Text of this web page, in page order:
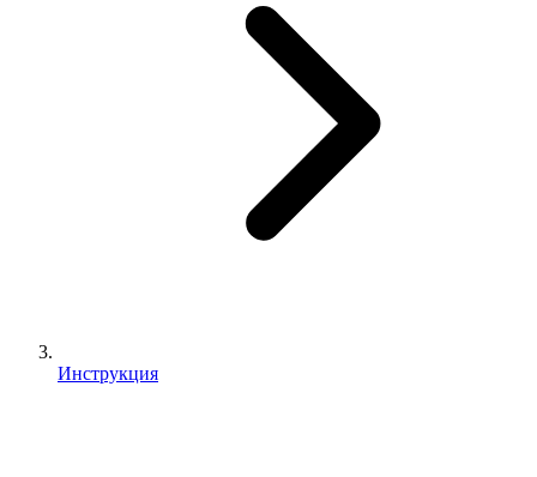
Инструкция